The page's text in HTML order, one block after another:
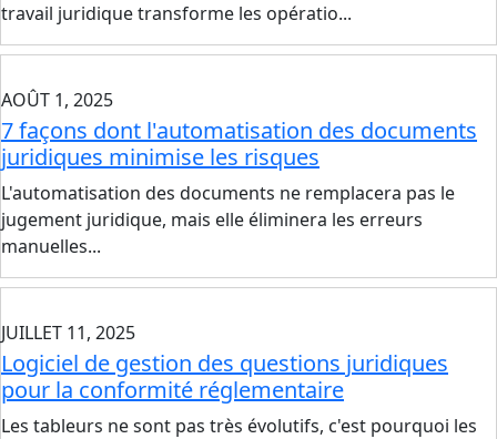
travail juridique transforme les opératio...
AOÛT 1, 2025
7 façons dont l'automatisation des documents
juridiques minimise les risques
L'automatisation des documents ne remplacera pas le
jugement juridique, mais elle éliminera les erreurs
manuelles...
JUILLET 11, 2025
Logiciel de gestion des questions juridiques
pour la conformité réglementaire
Les tableurs ne sont pas très évolutifs, c'est pourquoi les